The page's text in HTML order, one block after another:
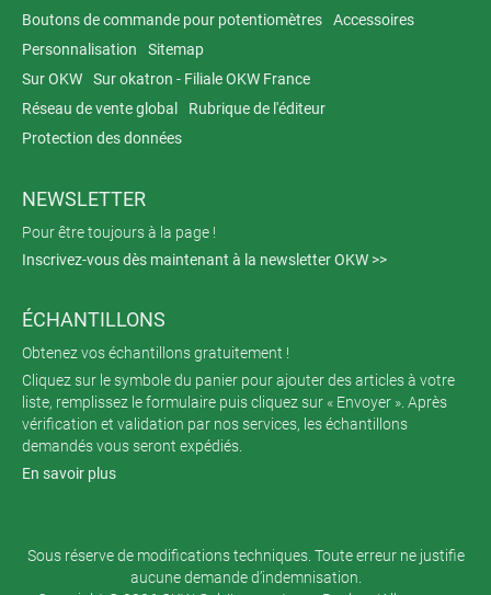
Boutons de commande pour potentiomètres
Accessoires
Personnalisation
Sitemap
Sur OKW
Sur okatron - Filiale OKW France
Réseau de vente global
Rubrique de l'éditeur
Protection des données
NEWSLETTER
Pour être toujours à la page !
Inscrivez-vous dès maintenant à la newsletter OKW >>
ÉCHANTILLONS
Obtenez vos échantillons gratuitement !
Cliquez sur le symbole du panier pour ajouter des articles à votre
liste, remplissez le formulaire puis cliquez sur « Envoyer ». Après
vérification et validation par nos services, les échantillons
demandés vous seront expédiés.
En savoir plus
Sous réserve de modifications techniques. Toute erreur ne justifie
aucune demande d’indemnisation.